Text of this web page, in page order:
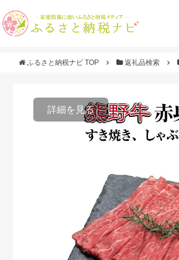
ふるさと納税ナビ TOP 返礼品検索
詳細を見る